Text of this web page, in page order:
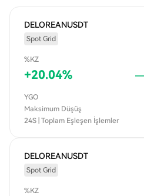
DELOREANUSDT
Spot Grid
%KZ
+20.04%
YGO
Maksimum Düşüş
24S | Toplam Eşleşen İşlemler
DELOREANUSDT
Spot Grid
%KZ